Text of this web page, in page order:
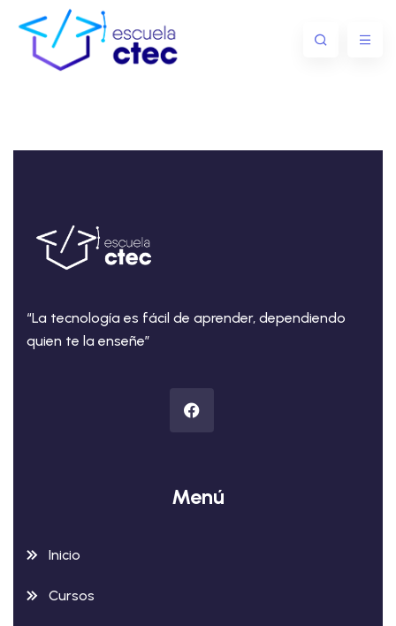
“La tecnología es fácil de aprender, dependiendo
quien te la enseñe”
Menú
Inicio
Cursos